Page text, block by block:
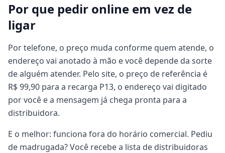
Por que pedir online em vez de
ligar
Por telefone, o preço muda conforme quem atende, o
endereço vai anotado à mão e você depende da sorte
de alguém atender. Pelo site, o preço de referência é
R$ 99,90 para a recarga P13, o endereço vai digitado
por você e a mensagem já chega pronta para a
distribuidora.
E o melhor: funciona fora do horário comercial. Pediu
de madrugada? Você recebe a lista de distribuidoras